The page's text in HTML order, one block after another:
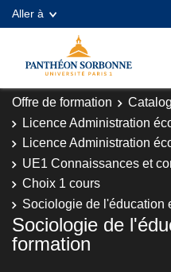
Aller à
Offre de formation
Licence Administration
Licence Administration
UE1 Connaissances et
Choix 1 cours
Sociologie de l'éducation
Sociologie de
formation